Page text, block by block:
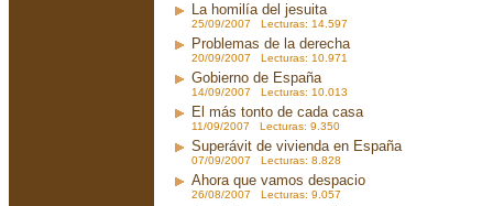
La homilía del jesuita
25/09/2007 Lecturas: 14.597
Problemas de la derecha
20/09/2007 Lecturas: 10.971
Gobierno de España
14/09/2007 Lecturas: 10.013
El más tonto de cada casa
11/09/2007 Lecturas: 9.350
Superávit de vivienda en España
07/09/2007 Lecturas: 8.828
Ahora que vamos despacio
26/08/2007 Lecturas: 9.057